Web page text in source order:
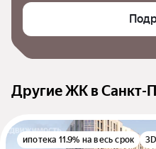
Другие ЖК в Санкт-
ипотека 11.9% на весь срок